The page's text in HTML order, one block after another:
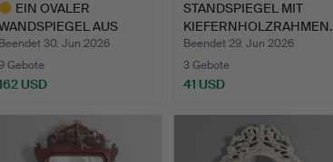
EIN OVALER
AUS
VERGOLDETEM HOL…
Beendet 30. Jun 2026
Gebote
USD
STANDSPIEGEL MIT
KIEFERNHOLZRAHMEN.
Beendet 29. Jun 2026
3 Gebote
41 USD